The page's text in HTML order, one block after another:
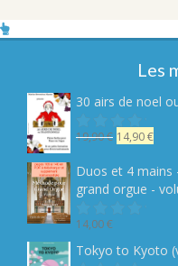
Les
30 airs de noel
Notesur
5
19,90€ Le
initial
était :
19,90 €.
14,90€Le
est :
Duos et 4
grand orgue -
Note
5
14,00€
Tokyo to Kyoto